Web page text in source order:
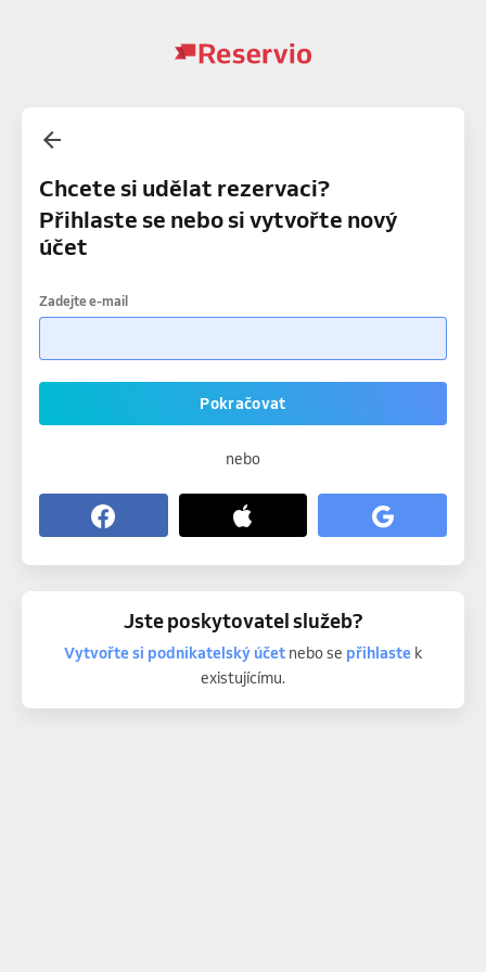
Chcete si udělat rezervaci?
Přihlaste se nebo si vytvořte nový
účet
Zadejte e-mail
Pokračovat
nebo
Jste poskytovatel služeb?
Vytvořte si podnikatelský účetnebo se přihlastek
existujícímu.